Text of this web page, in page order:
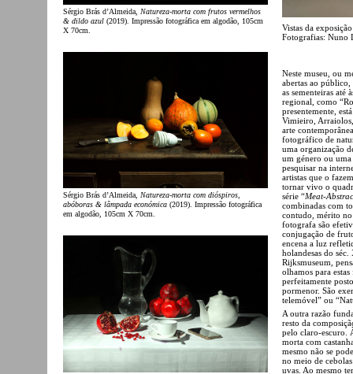
Sérgio Brás d’Almeida, Natureza-morta com frutos vermelhos
& dildo azul (2019). Impressão fotográfica em algodão, 105cm
X 70cm.
Sérgio Brás d’Almeida, Natureza-morta com dióspiros,
abóboras & lâmpada económica (2019). Impressão fotográfica
em algodão, 105cm X 70cm.
Vistas da
Fotografias: Nuno
Neste museu, ou
abertas ao público,
as sementeiras até
regional, como
presentemente,
Vimieiro,
arte
fotográfico de
uma organização
um género ou
pesquisar na
artistas que o
tornar vivo o
série “Meat-
combinadas com
contudo, mérito no
fotografa são
conjugação de
encena a luz
holandesas do
Rijksmuseum,
olhamos para
perfeitamente
pormenor. São
telemóvel” ou
A outra razão
resto da
pelo claro-escuro.
morta com
mesmo não se
no meio de
uvas. Ao mesmo